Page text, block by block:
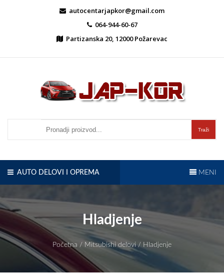
autocentarjapkor@gmail.com
064-944-60-67
Partizanska 20, 12000 Požarevac
Auto centar Jap-Kor
Traži
AUTO DELOVI I OPREMA MENI
Hladjenje
Početna / Mitsubishi delovi/ Hladjenje